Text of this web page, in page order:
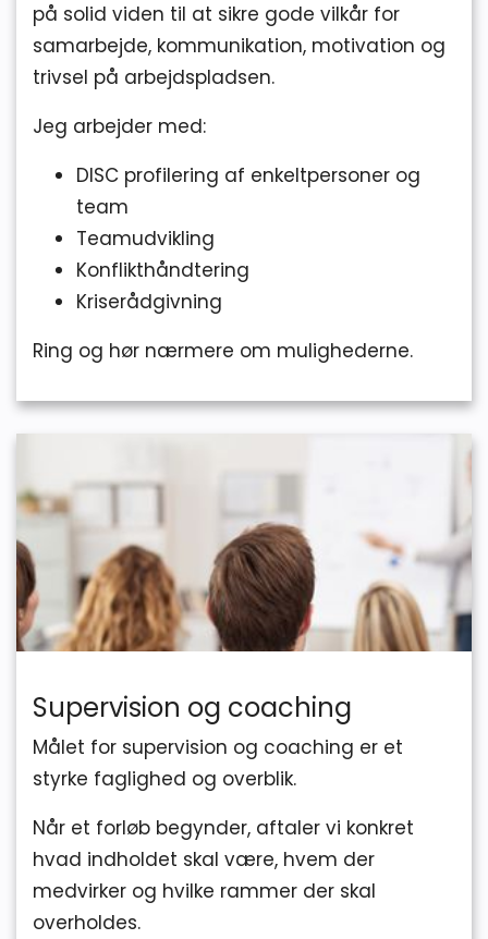
på solid viden til at sikre gode vilkår for
samarbejde, kommunikation, motivation og
trivsel på arbejdspladsen.
Jeg arbejder med:
DISC profilering af enkeltpersoner og
team
Teamudvikling
Konflikthåndtering
Kriserådgivning
Ring og hør nærmere om mulighederne.
Supervision og coaching
Målet for supervision og coaching er et
styrke faglighed og overblik.
Når et forløb begynder, aftaler vi konkret
hvad indholdet skal være, hvem der
medvirker og hvilke rammer der skal
overholdes.